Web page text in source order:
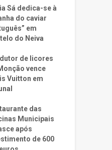
Sá dedica-se à
do caviar
em
do Neiva
de licores
vence
Vuitton em
das
Municipais
após
de 600